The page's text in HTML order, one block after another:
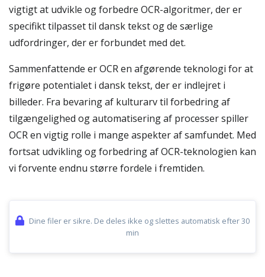
vigtigt at udvikle og forbedre OCR-algoritmer, der er
specifikt tilpasset til dansk tekst og de særlige
udfordringer, der er forbundet med det.
Sammenfattende er OCR en afgørende teknologi for at
frigøre potentialet i dansk tekst, der er indlejret i
billeder. Fra bevaring af kulturarv til forbedring af
tilgængelighed og automatisering af processer spiller
OCR en vigtig rolle i mange aspekter af samfundet. Med
fortsat udvikling og forbedring af OCR-teknologien kan
vi forvente endnu større fordele i fremtiden.
Dine filer er sikre. De deles ikke og slettes automatisk efter 30
min